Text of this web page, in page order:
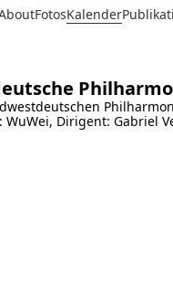
FotosKalender
WuWei, Dirigent: Gabriel